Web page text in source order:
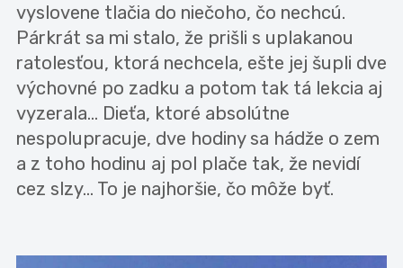
vyslovene tlačia do niečoho, čo nechcú.
Párkrát sa mi stalo, že prišli s uplakanou
ratolesťou, ktorá nechcela, ešte jej šupli dve
výchovné po zadku a potom tak tá lekcia aj
vyzerala... Dieťa, ktoré absolútne
nespolupracuje, dve hodiny sa hádže o zem
a z toho hodinu aj pol plače tak, že nevidí
cez slzy... To je najhoršie, čo môže byť.